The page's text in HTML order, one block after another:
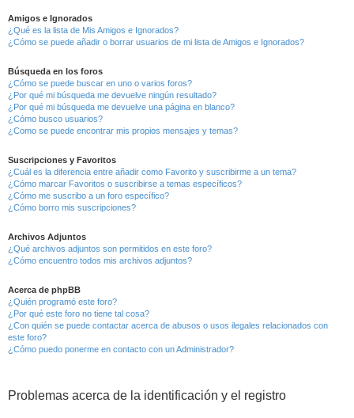
Amigos e Ignorados
¿Qué es la lista de Mis Amigos e Ignorados?
¿Cómo se puede añadir o borrar usuarios de mi lista de Amigos e Ignorados?
Búsqueda en los foros
¿Cómo se puede buscar en uno o varios foros?
¿Por qué mi búsqueda me devuelve ningún resultado?
¿Por qué mi búsqueda me devuelve una página en blanco?
¿Cómo busco usuarios?
¿Como se puede encontrar mis propios mensajes y temas?
Suscripciones y Favoritos
¿Cuál es la diferencia entre añadir como Favorito y suscribirme a un tema?
¿Cómo marcar Favoritos o suscribirse a temas específicos?
¿Cómo me suscribo a un foro específico?
¿Cómo borro mis suscripciones?
Archivos Adjuntos
¿Qué archivos adjuntos son permitidos en este foro?
¿Cómo encuentro todos mis archivos adjuntos?
Acerca de phpBB
¿Quién programó este foro?
¿Por qué este foro no tiene tal cosa?
¿Con quién se puede contactar acerca de abusos o usos ilegales relacionados con
este foro?
¿Cómo puedo ponerme en contacto con un Administrador?
Problemas acerca de la identificación y el registro